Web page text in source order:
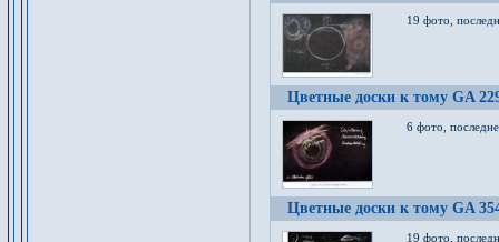
19 фото,
Цветные доски к тому GA
6 фото,
Цветные доски к тому GA
19 фото,